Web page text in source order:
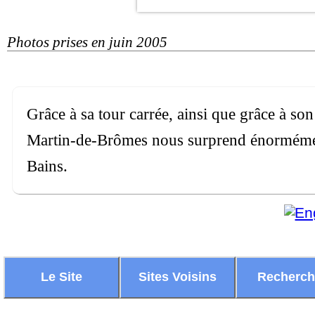
Photos prises en juin 2005
Grâce à sa tour carrée, ainsi que grâce à
Martin-de-Brômes nous surprend
Bains.
Le Site Sites Voisins